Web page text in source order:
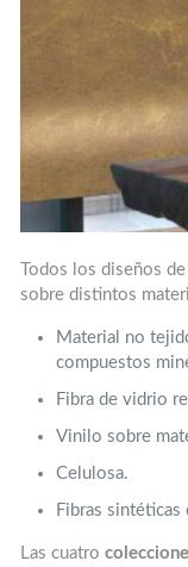
Todos los diseños
sobre distintos
Material no
compuestos
Fibra de vidrio
Vinilo sobre
Celulosa.
Fibras
Las cuatro